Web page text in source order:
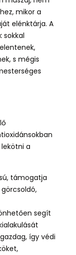
mikor a
elénktárja. A
sokkal
s mégis
a
támogatja
segít
így védi